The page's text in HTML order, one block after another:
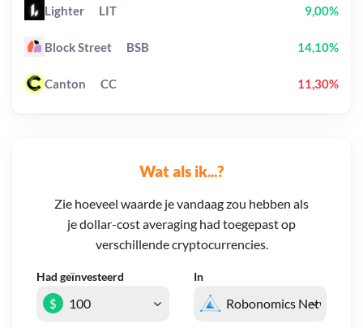
Wat als ik...?
Zie hoeveel waarde je vandaag zou hebben als
je dollar-cost averaging had toegepast op
verschillende cryptocurrencies.
Had geïnvesteerd In
$
Lighter LIT 9,00%
Block Street BSB 14,10%
Canton CC 11,30%